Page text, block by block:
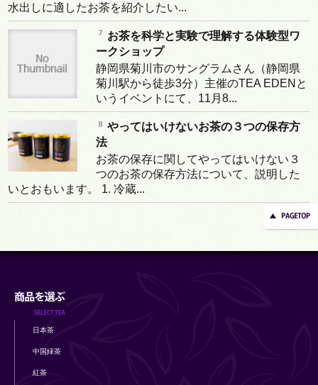
水出しに適したお茶を紹介したい...
お茶を科学と実験で理解する体験型ワ
ークショップ
静岡県菊川市のサングラムさん（静岡県
菊川駅から徒歩3分）主催のTEA EDENと
いうイベントにて、11月8...
やってはいけないお茶の３つの保存方
法
お茶の保存に関してやってはいけない３
つのお茶の保存方法について、説明した
いとおもいます。 1. 冷蔵...
日本茶
中国緑茶
紅茶